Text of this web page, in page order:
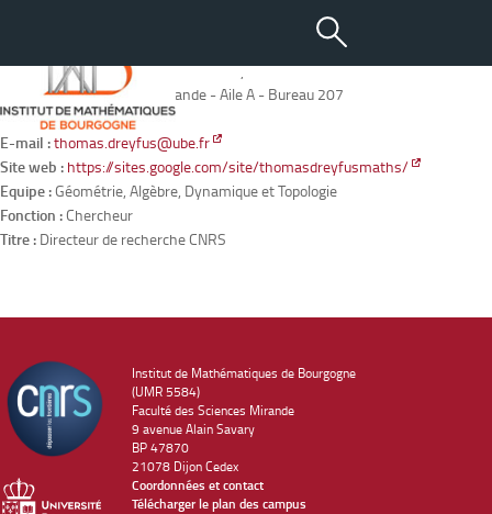
Adresse :IMB - 9 avenue Alain Savary - BP47870 - 21078 DIJON
Localisation :Bâtiment Mirande - Aile A - Bureau 207
Tél. :03 80 39 36 02
E-mail :thomas.dreyfus@ube.fr
Site web : https://sites.google.com/site/thomasdreyfusmaths/
Equipe :Géométrie, Algèbre, Dynamique et Topologie
Fonction :Chercheur
Titre : Directeur de recherche CNRS
Institut de Mathématiques de Bourgogne
(UMR 5584)
Faculté des Sciences Mirande
9 avenue Alain Savary
BP 47870
21078 Dijon Cedex
Coordonnées et contact
Télécharger le plan des campus